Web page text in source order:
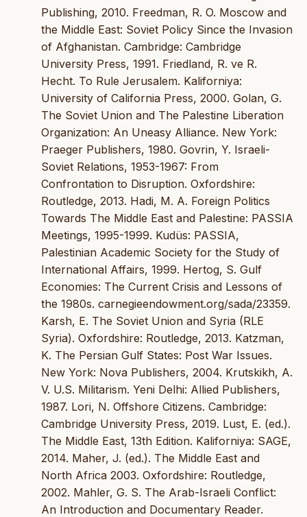
Publishing, 2010. Freedman, R. O. Moscow and
the Middle East: Soviet Policy Since the Invasion
of Afghanistan. Cambridge: Cambridge
University Press, 1991. Friedland, R. ve R.
Hecht. To Rule Jerusalem. Kaliforniya:
University of California Press, 2000. Golan, G.
The Soviet Union and The Palestine Liberation
Organization: An Uneasy Alliance. New York:
Praeger Publishers, 1980. Govrin, Y. Israeli-
Soviet Relations, 1953-1967: From
Confrontation to Disruption. Oxfordshire:
Routledge, 2013. Hadi, M. A. Foreign Politics
Towards The Middle East and Palestine: PASSIA
Meetings, 1995-1999. Kudüs: PASSIA,
Palestinian Academic Society for the Study of
International Affairs, 1999. Hertog, S. Gulf
Economies: The Current Crisis and Lessons of
the 1980s. carnegieendowment.org/sada/23359.
Karsh, E. The Soviet Union and Syria (RLE
Syria). Oxfordshire: Routledge, 2013. Katzman,
K. The Persian Gulf States: Post War Issues.
New York: Nova Publishers, 2004. Krutskikh, A.
V. U.S. Militarism. Yeni Delhi: Allied Publishers,
1987. Lori, N. Offshore Citizens. Cambridge:
Cambridge University Press, 2019. Lust, E. (ed.).
The Middle East, 13th Edition. Kaliforniya: SAGE,
2014. Maher, J. (ed.). The Middle East and
North Africa 2003. Oxfordshire: Routledge,
2002. Mahler, G. S. The Arab-Israeli Conflict:
An Introduction and Documentary Reader.